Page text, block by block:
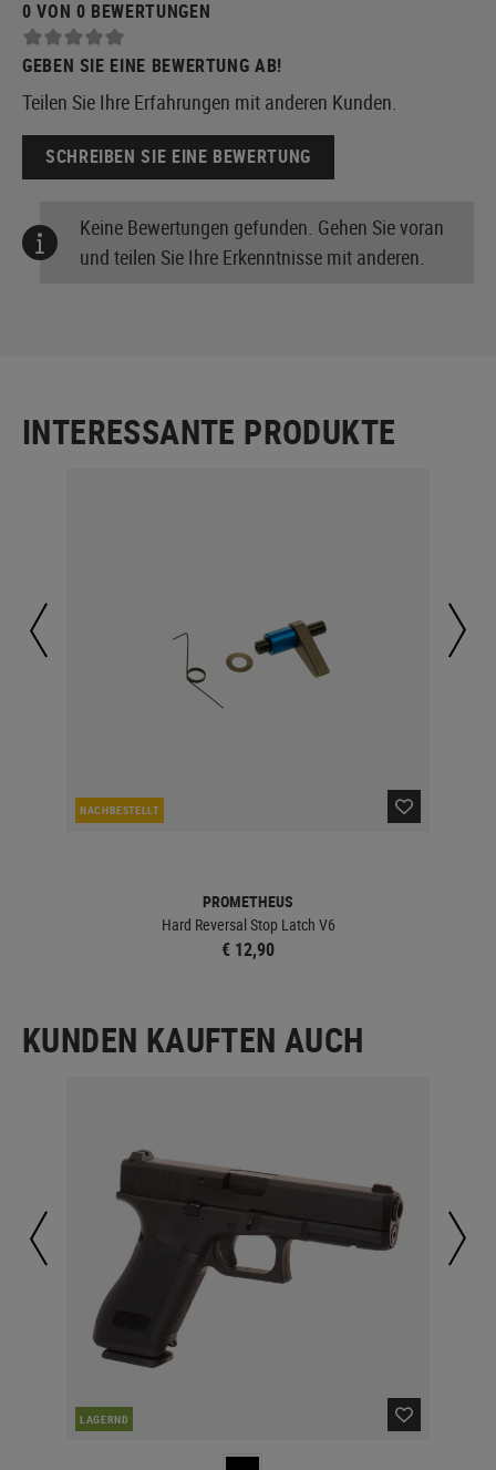
0 VON 0 BEWERTUNGEN
GEBEN SIE EINE BEWERTUNG AB!
Teilen Sie Ihre Erfahrungen mit anderen Kunden.
SCHREIBEN SIE EINE BEWERTUNG
Keine Bewertungen gefunden. Gehen Sie voran
und teilen Sie Ihre Erkenntnisse mit anderen.
INTERESSANTE PRODUKTE
NACHBESTELLT
PROMETHEUS
Hard Reversal Stop Latch V6
€ 12,90
KUNDEN KAUFTEN AUCH
LAGERND